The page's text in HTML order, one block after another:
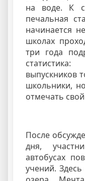
на воде. К
печальная
начинается
школах
три года
выпускников
школьники,
отмечать
После
дня,
автобусах
учений.